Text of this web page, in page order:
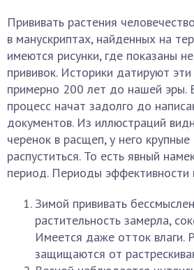
Прививать растения
в манускриптах, найденных на
имеются рисунки, где показаны
прививок. Историки датируют
примерно 200 лет до нашей эры.
процесс начат задолго до
документов. Из иллюстраций
черенок в расщеп, у него
распуститься. То есть явный
период. Периоды эффективности
Зимой прививать
растительность замерла,
Имеется даже отток влаги.
защищаются от